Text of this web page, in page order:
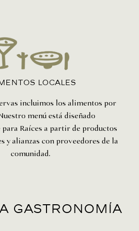
locales
incluimos los alimentos por
menú está diseñado
Raíces a partir de productos
y alianzas con proveedores de la
comunidad.
gastronomía